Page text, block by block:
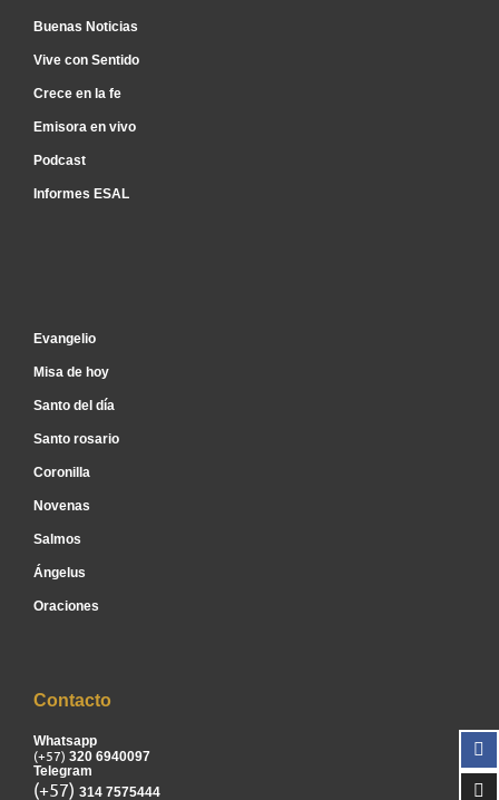
Buenas Noticias
Vive con Sentido
Crece en la fe
Emisora en vivo
Podcast
Informes ESAL
Evangelio
Misa de hoy
Santo del día
Santo rosario
Coronilla
Novenas
Salmos
Ángelus
Oraciones
Contacto
Whatsapp
(+57) 320 6940097
Telegram
(+57) 314 7575444